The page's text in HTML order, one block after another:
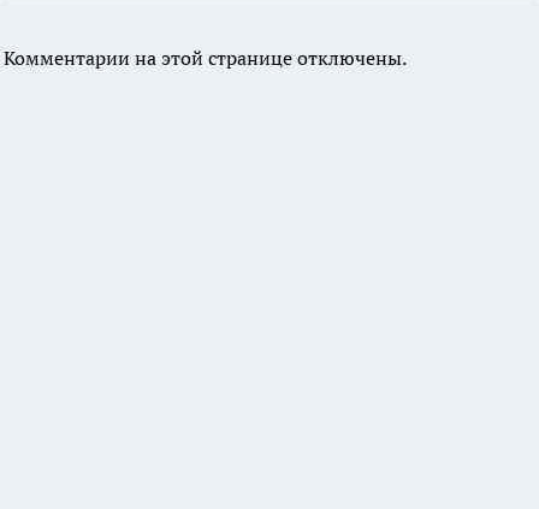
Комментарии на этой странице отключены.